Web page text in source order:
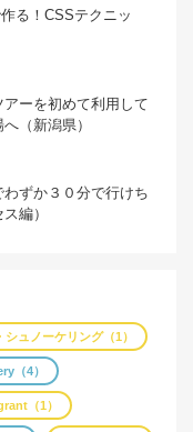
る！CSSテクニッ
ーを初めて利用して
（新潟県）
ずか３０分で行けち
編）
シュノーケリング（1）
（4）
（1）